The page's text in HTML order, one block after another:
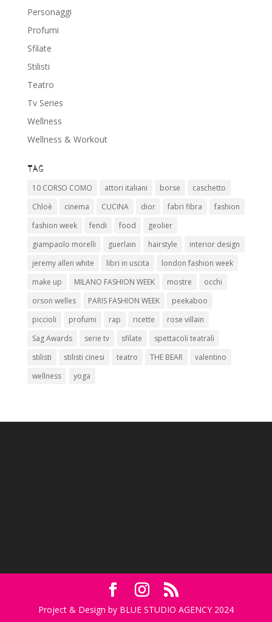
Personaggi
Profumi
Sfilate
Stilisti
Teatro
Tv Series
Wellness
Wellness & Workout
Tag
10 CORSO COMO
attori italiani borse
caschetto
Chloè
cinema CUCINA dior fabri fibra
fashion
fashion week
fendi food
geolier
giampaolo morelli
guerlain hairstyle
interior design
jeremy allen white
libri in uscita
london fashion week
make up
MILANO FASHION WEEK mostre
occhi
orson welles
PARIS FASHION WEEK
peekaboo
piccioli
profumi rap ricette
rose villain
Sag Awards
serie tv sfilate
spettacoli teatrali
stilisti
stilisti cinesi teatro THE BEAR
valentino
wellness
yoga
Project & Design by BLUE STUDIO AGENCY 2024